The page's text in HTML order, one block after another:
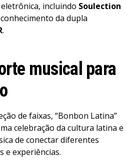
incluindo Soulection
da dupla
.
musical para
de faixas, “Bonbon Latina”
celebração da cultura latina e
de conectar diferentes
e experiências.